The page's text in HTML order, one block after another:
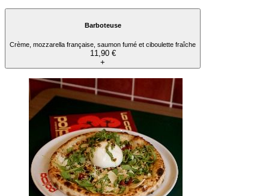
Barboteuse
Crème, mozzarella française, saumon fumé et ciboulette fraîche
11,90 €
+